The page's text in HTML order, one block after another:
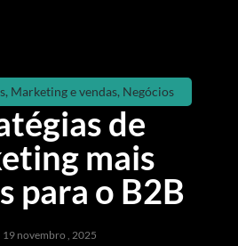
, Marketing e vendas, Negócios
de
mais
para o B2B
19 novembro , 2025